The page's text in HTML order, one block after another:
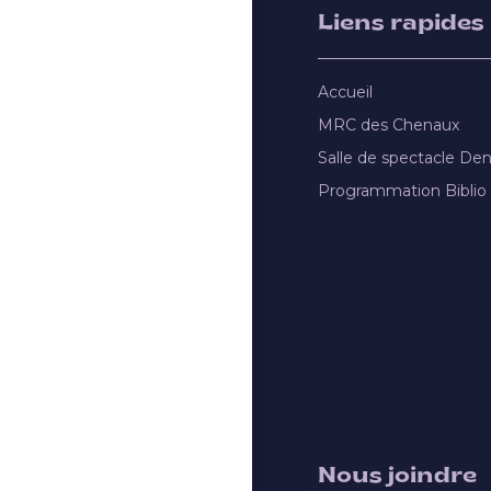
Liens rapides
Accueil
MRC des Chenaux
Salle de spectacle
Programmation Biblio
Nous joindre